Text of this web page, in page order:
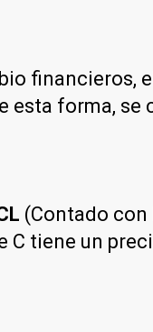
financieros,
esta forma,
(Contado con
C tiene un